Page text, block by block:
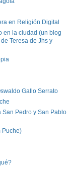
en Religión Digital
en la ciudad (un blog
Teresa de Jhs y
Gallo Serrato
Pedro y San Pablo
Puche)